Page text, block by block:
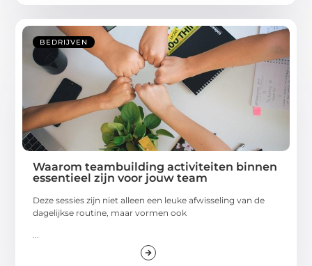
BEDRIJVEN
Waarom teambuilding activiteiten binnen
essentieel zijn voor jouw team
Deze sessies zijn niet alleen een leuke afwisseling van de
dagelijkse routine, maar vormen ook
...